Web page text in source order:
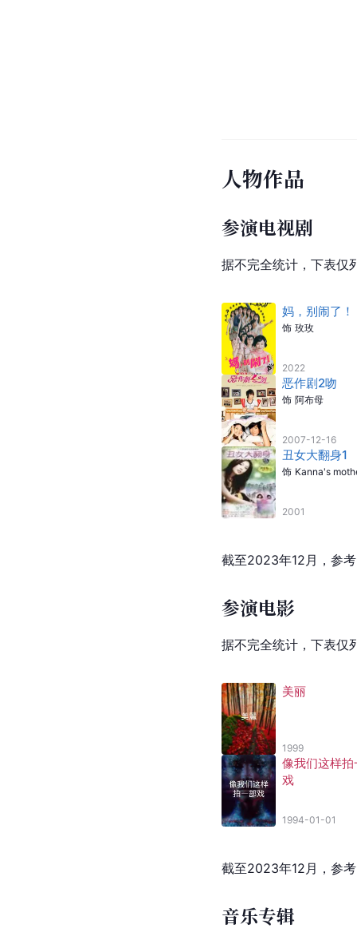
人物作品
参演电视剧
据不完全统计，下表仅
妈，别闹了！
饰 玫玫
2022
恶作剧2吻
饰 阿布母
2007-12-16
丑女大翻身1
饰 Kanna's
2001
截至2023年12月，参
参演电影
据不完全统计，下表仅
美丽
1999
像我们这样拍
戏
1994-01-01
截至2023年12月，参
音乐专辑